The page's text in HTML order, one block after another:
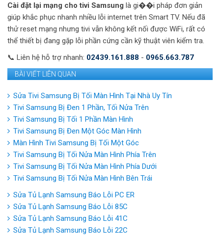
Cài đặt lại mạng cho tivi Samsung là gi��i pháp đơn giản
giúp khắc phục nhanh nhiều lỗi internet trên Smart TV. Nếu đã
thử reset mạng nhưng tivi vẫn không kết nối được WiFi, rất có
thể thiết bị đang gặp lỗi phần cứng cần kỹ thuật viên kiểm tra.
📞 Liên hệ hỗ trợ nhanh: 02439.161.888 - 0965.663.787
BÀI VIẾT LIÊN QUAN
Sửa Tivi Samsung Bị Tối Màn Hình Tại Nhà Uy Tín
Tivi Samsung Bị Đen 1 Phần, Tối Nửa Trên
Tivi Samsung Bị Tối 1 Phần Màn Hình
Tivi Samsung Bị Đen Một Góc Màn Hình
Màn Hình Tivi Samsung Bị Tối Một Góc
Tivi Samsung Bị Tối Nửa Màn Hình Phía Trên
Tivi Samsung Bị Tối Nửa Màn Hình Phía Dưới
Tivi Samsung Bị Tối Nửa Màn Hình Bên Trái
Sửa Tủ Lạnh Samsung Báo Lỗi PC ER
Sửa Tủ Lạnh Samsung Báo Lỗi 85C
Sửa Tủ Lạnh Samsung Báo Lỗi 41C
Sửa Tủ Lạnh Samsung Báo Lỗi 22C